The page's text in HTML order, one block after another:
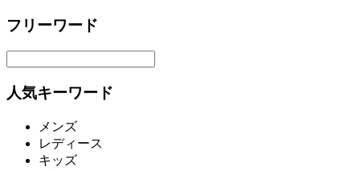
フリーワード
人気キーワード
メンズ
レディース
キッズ